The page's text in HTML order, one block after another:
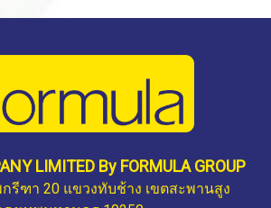
LIMITED By FORMULA GROUP
รีฑา 20 แขวงทับช้าง เขตสะพานสูง